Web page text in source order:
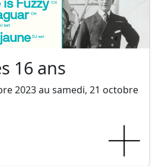
16 ans
2023 au samedi, 21 octobre